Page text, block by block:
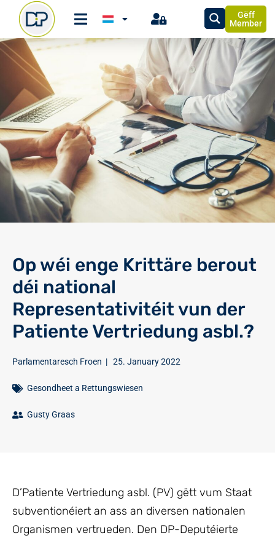
Gëff
Member
Op wéi enge Krittäre berout
déi national
Representativitéit vun der
Patiente Vertriedung asbl.?
Parlamentaresch Froen | 25. January 2022
Gesondheet a Rettungswiesen
Gusty Graas
D’Patiente Vertriedung asbl. (PV) gëtt vum Staat
subventionéiert an ass an diversen nationalen
Organismen vertrueden. Den DP-Deputéierte